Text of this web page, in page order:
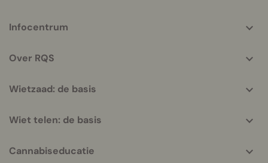
helpful
Infocentrum
Over RQS
Wietzaad: de basis
Wiet telen: de basis
Cannabiseducatie